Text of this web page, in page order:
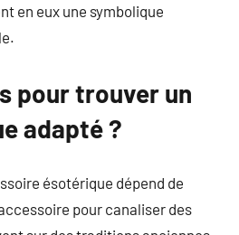
en eux une symbolique
pour trouver un
adapté ?
ésotérique dépend de
pour canaliser des